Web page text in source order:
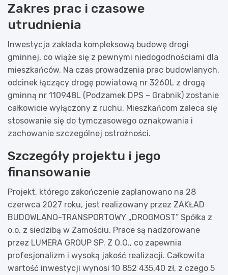
Zakres prac i czasowe
utrudnienia
Inwestycja zakłada kompleksową budowę drogi
gminnej, co wiąże się z pewnymi niedogodnościami dla
mieszkańców. Na czas prowadzenia prac budowlanych,
odcinek łączący drogę powiatową nr 3260L z drogą
gminną nr 110948L (Podzamek DPS – Grabnik) zostanie
całkowicie wyłączony z ruchu. Mieszkańcom zaleca się
stosowanie się do tymczasowego oznakowania i
zachowanie szczególnej ostrożności.
Szczegóły projektu i jego
finansowanie
Projekt, którego zakończenie zaplanowano na 28
czerwca 2027 roku, jest realizowany przez ZAKŁAD
BUDOWLANO-TRANSPORTOWY „DROGMOST” Spółka z
o.o. z siedzibą w Zamościu. Prace są nadzorowane
przez LUMERA GROUP SP. Z O.O., co zapewnia
profesjonalizm i wysoką jakość realizacji. Całkowita
wartość inwestycji wynosi 10 852 435,40 zł, z czego 5